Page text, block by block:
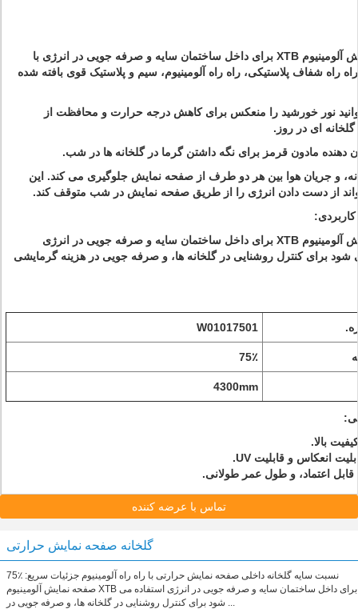
صفحه نمایش آلومینیوم XTB برای داخل ساختمان سایه و صرفه جویی در انرژی با
راه شفاف پلاستیکی، راه راه آلومینیوم، سیم و پلاستیک قوی بافته شده
نور خورشید را منعکس برای کاهش درجه حرارت و محافظت از
ای در روز.
دهنده مادون قرمز برای نگه داشتن گرما در گلخانه ها در شب.
و جریان هوا بین هر دو طرف از صفحه نمایش جلوگیری می کند. این
از دست دادن انرژی را از طریق صفحه نمایش در شب متوقف کند.
کاربردی:
صفحه نمایش آلومینیوم XTB برای داخل ساختمان سایه و صرفه جویی در انرژی
شود برای کنترل روشنایی در گلخانه ها، و صرفه جویی در هزینه گرمایشی
W01017501
75٪
4300mm
تماس با عرضه کننده
گلخانه صفحه نمایش حرارتی
75٪ نسبت سایه گلخانه داخلی صفحه نمایش حرارتی با راه راه آلومینیوم جزئیات سریع:
صفحه نمایش آلومینیوم XTB برای داخل ساختمان سایه و صرفه جویی در انرژی استفاده می
شود برای کنترل روشنایی در گلخانه ها، و صرفه جویی در ...